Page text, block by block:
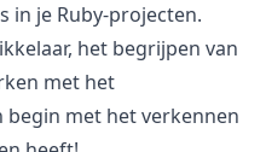
in je Ruby-projecten.
het begrijpen van
met het
begin met het verkennen